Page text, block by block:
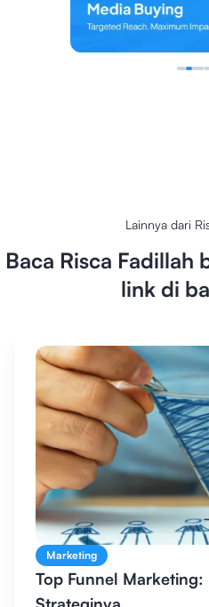
Lainnya dari
Baca Risca Fadillah
link di
Marketing
Top Funnel